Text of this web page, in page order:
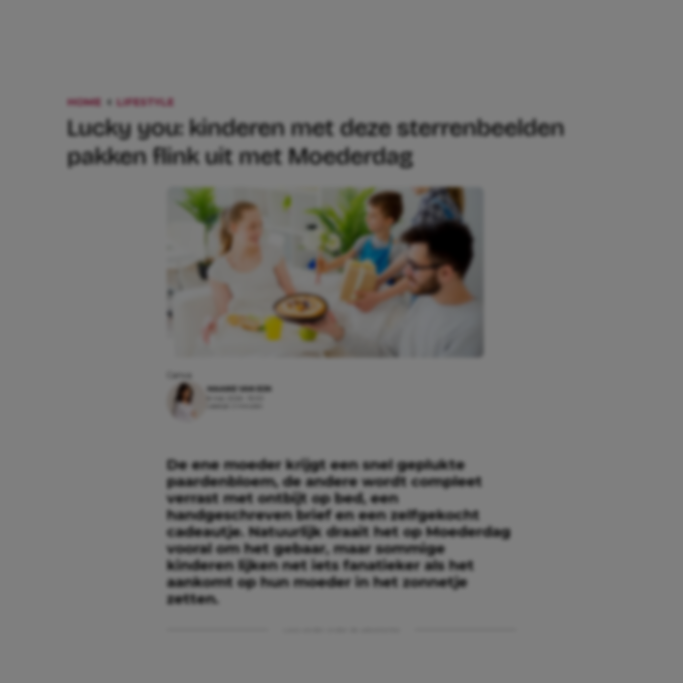
HOME LIFESTYLE
Lucky you: kinderen met deze sterrenbeelden
pakken flink uit met Moederdag
MAAIKE VAN EIJK
De ene moeder krijgt een snel geplukte
paardenbloem, de andere wordt compleet
verrast met ontbijt op bed, een
handgeschreven brief en een zelfgekocht
cadeautje. Natuurlijk draait het op Moederdag
vooral om het gebaar, maar sommige
kinderen lijken net iets fanatieker als het
aankomt op hun moeder in het zonnetje
zetten.